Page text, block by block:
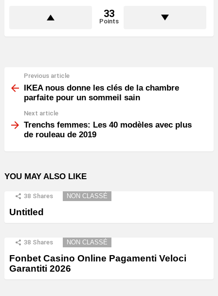
33
Points
more
Previous article
IKEA nous donne les clés de la chambre
parfaite pour un sommeil sain
Next article
Trenchs femmes: Les 40 modèles avec plus
de rouleau de 2019
YOU MAY ALSO LIKE
38 Shares NON CLASSÉ
Untitled
38 Shares NON CLASSÉ
Fonbet Casino Online Pagamenti Veloci
Garantiti 2026